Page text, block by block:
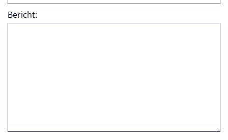
Bericht: